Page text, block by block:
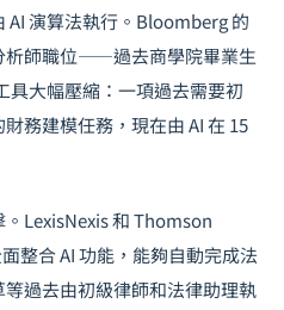
AI 演算法執行。Bloomberg 的
析師職位——過去商學院畢業生
大幅壓縮：一項過去需要初
務建模任務，現在由 AI 在 15
LexisNexis 和 Thomson
整合 AI 功能，能夠自動完成法
過去由初級律師和法律助理執